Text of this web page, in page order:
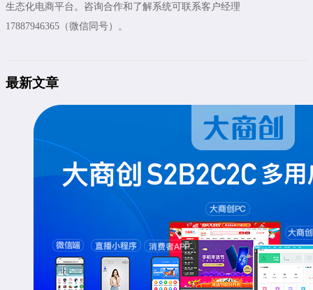
生态化电商平台。咨询合作和了解系统可联系客户经理
17887946365（微信同号）。
最新文章